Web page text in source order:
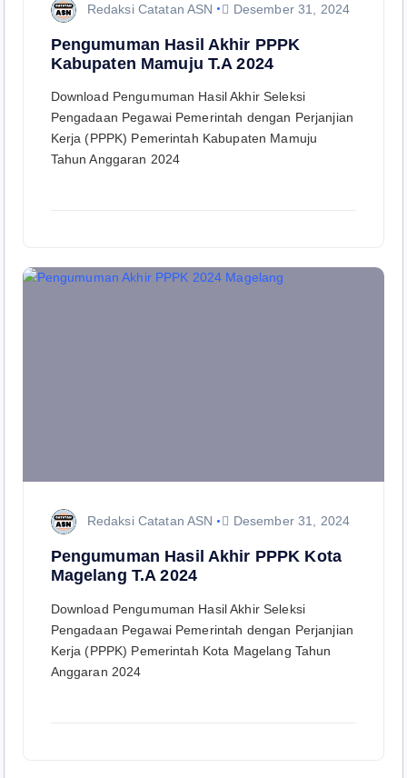
Redaksi Catatan ASN Desember 31, 2024
Pengumuman Hasil Akhir PPPK
Kabupaten Mamuju T.A 2024
Download Pengumuman Hasil Akhir Seleksi
Pengadaan Pegawai Pemerintah dengan Perjanjian
Kerja (PPPK) Pemerintah Kabupaten Mamuju
Tahun Anggaran 2024
Redaksi Catatan ASN Desember 31, 2024
Pengumuman Hasil Akhir PPPK Kota
Magelang T.A 2024
Download Pengumuman Hasil Akhir Seleksi
Pengadaan Pegawai Pemerintah dengan Perjanjian
Kerja (PPPK) Pemerintah Kota Magelang Tahun
Anggaran 2024